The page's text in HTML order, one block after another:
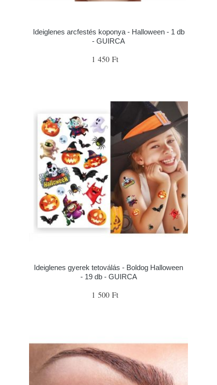
Ideiglenes arcfestés koponya - Halloween - 1 db
- GUIRCA
1 450 Ft
Ideiglenes gyerek tetoválás - Boldog Halloween
- 19 db - GUIRCA
1 500 Ft